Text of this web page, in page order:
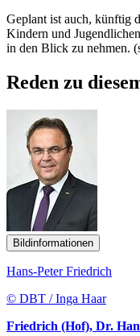
Geplant ist auch, künftig
Kindern und
in den Blick zu nehmen.
Reden zu
Bildinformationen
Hans-Peter Friedrich
© DBT / Inga Haar
Friedrich (Hof), Dr.